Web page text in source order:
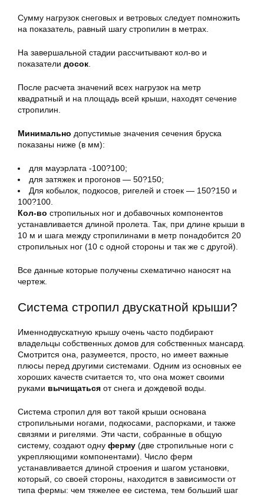
Сумму нагрузок снеговых и ветровых следует помножить
на показатель, равный шагу стропилин в метрах.
На завершальной стадии рассчитывают кол-во и
показатели досок.
После расчета значений всех нагрузок на метр
квадратный и на площадь всей крыши, находят сечение
стропилин.
Минимально допустимые значения сечения бруска
показаны ниже (в мм):
для мауэрлата -100?100;
для затяжек и прогонов — 50?150;
Для кобылок, подкосов, ригелей и стоек — 150?150 и
100?100.
Кол-во стропильных ног и добавочных компонентов
устанавливается длиной пролета. Так, при длине крыши в
10 м и шага между стропилинами в метр понадобится 20
стропильных ног (10 с одной стороны и так же с другой).
Все данные которые получены схематично наносят на
чертеж.
Система стропил двускатной крыши?
Именнодвускатную крышу очень часто подбирают
владельцы собственных домов для собственных мансард.
Смотрится она, разумеется, просто, но имеет важные
плюсы перед другими системами. Одним из основных ее
хороших качеств считается то, что она может своими
руками вычищаться от снега и дождевой воды.
Система стропил для вот такой крыши основана
стропильными ногами, подкосами, распорками, и также
связями и ригелями. Эти части, собранные в общую
систему, создают одну ферму (две стропильные ноги с
укрепляющими компонентами). Число ферм
устанавливается длиной строения и шагом установки,
который, со своей стороны, находится в зависимости от
типа фермы: чем тяжелее ее система, тем больший шаг